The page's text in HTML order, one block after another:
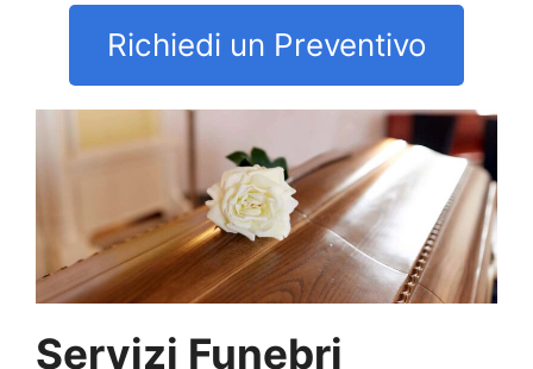
Richiedi un Preventivo
Servizi Funebri